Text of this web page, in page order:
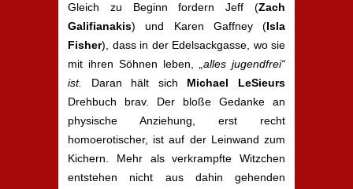
Gleich zu Beginn fordern Jeff (Zach
Galifianakis) und Karen Gaffney (Isla
Fisher), dass in der Edelsackgasse, wo sie
mit ihren Söhnen leben,
alles jugendfrei“
ist. Daran hält sich Michael LeSieurs
Drehbuch brav. Der bloße Gedanke an
physische Anziehung, erst recht
homoerotischer, ist auf der Leinwand zum
Kichern. Mehr als verkrampfte Witzchen
entstehen nicht aus dahin gehenden